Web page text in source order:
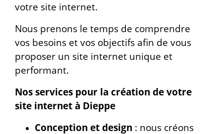
votre site internet.
Nous prenons le temps de comprendre
vos besoins et vos objectifs afin de vous
proposer un site internet unique et
performant.
Nos services pour la création de votre
site internet à Dieppe
Conception et design : nous créons